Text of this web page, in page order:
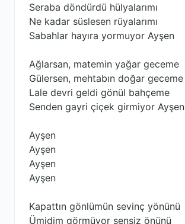
Seraba döndürdü hülyalarımı
Ne kadar süslesen rüyalarımı
Sabahlar hayıra yormuyor Ayşen
Ağlarsan, matemin yağar geceme
Gülersen, mehtabın doğar geceme
Lale devri geldi gönül bahçeme
Senden gayri çiçek girmiyor Ayşen
Ayşen
Ayşen
Ayşen
Ayşen
Kapattın gönlümün sevinç yönünü
Ümidim görmüyor sensiz önünü